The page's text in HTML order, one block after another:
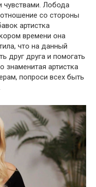
чувствами. Лобода
со стороны
артистка
времени она
что на данный
друг друга и помогать
артистка
попроси всех быть